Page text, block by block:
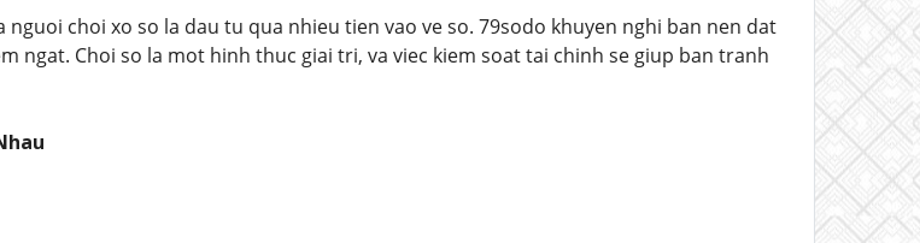
choi xo so la dau tu qua nhieu tien vao ve so. 79sodo khuyen nghi ban nen dat
ngat. Choi so la mot hinh thuc giai tri, va viec kiem soat tai chinh se giup ban tranh